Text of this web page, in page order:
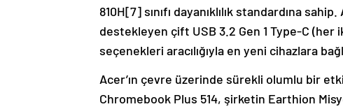
810H[7] sınıfı dayanıklılık standardına
destekleyen çift USB 3.2 Gen 1 Type-C
seçenekleri aracılığıyla en yeni cihazlara
Acer’ın çevre üzerinde sürekli olumlu bir
Chromebook Plus 514, şirketin Earthion